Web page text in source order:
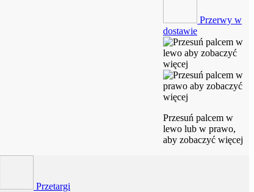
Przerwy w
dostawie
Przesuń palcem w
lewo lub w prawo,
aby zobaczyć więcej
Przetargi